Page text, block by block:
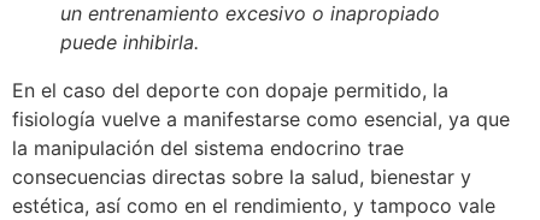
un entrenamiento excesivo o inapropiado
puede inhibirla.
En el caso del deporte con dopaje permitido, la
fisiología vuelve a manifestarse como esencial, ya que
la manipulación del sistema endocrino trae
consecuencias directas sobre la salud, bienestar y
estética, así como en el rendimiento, y tampoco vale